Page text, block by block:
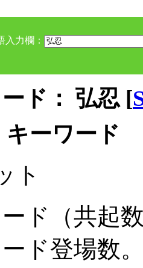
入力欄：
ド： 弘忍 [
ーワード
ト
ド（共起
ド登場数